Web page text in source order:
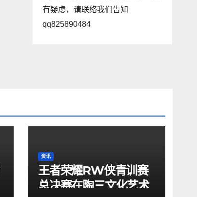
有疑虑，请联络我们告知
qq825890484
资讯
王者荣耀RW侠青训赛
总决赛在陶三文化艺术